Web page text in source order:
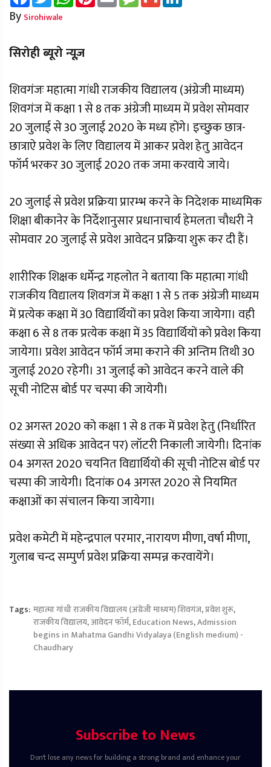
By Sirohiwale
सिरोही ब्यूरो न्यूज़
शिवगंजः महात्मा गांधी राजकीय विद्यालय (अंग्रेजी माध्यम)
शिवगंज में कक्षा 1 से 8 तक अंग्रेजी माध्यम में प्रवेश सोमवार
20 जुलाई से 30 जुलाई 2020 के मध्य होंगे। इच्छुक छात्र-
छात्राऐ प्रवेश के लिए विद्यालय में आकर प्रवेश हेतु आवेदन
फॉर्म भरकर 30 जुलाई 2020 तक जमा करवाये जाये।
20 जुलाई से प्रवेश प्रक्रिया प्रारम्भ करने के निदेशक माध्यमिक
शिक्षा बीकानेर के निर्देशानुसार प्रधानाचार्य हेमलता चौधरी ने
सोमवार 20 जुलाई से प्रवेश आवेदन प्रक्रिया शुरू कर दी हैं।
शारीरिक शिक्षक धर्मेन्द्र गहलोत ने बताया कि महात्मा गांधी
राजकीय विद्यालय शिवगंज में कक्षा 1 से 5 तक अंग्रेजी माध्यम
में प्रत्येक कक्षा में 30 विद्यार्थियों का प्रवेश किया जायेगा। वही
कक्षा 6 से 8 तक प्रत्येक कक्षा में 35 विद्यार्थियों को प्रवेश किया
जायेगा। प्रवेश आवेदन फॉर्म जमा कराने की अन्तिम तिथी 30
जुलाई 2020 रहेगी। 31 जुलाई को आवेदन करने वाले की
सूची नोटिस बोर्ड पर चस्पा की जायेगी।
02 अगस्त 2020 को कक्षा 1 से 8 तक में प्रवेश हेतु (निर्धारित
संख्या से अधिक आवेदन पर) लॉटरी निकाली जायेगी। दिनांक
04 अगस्त 2020 चयनित विद्यार्थियों की सूची नोटिस बोर्ड पर
चस्पा की जायेगी। दिनांक 04 अगस्त 2020 से नियमित
कक्षाओं का संचालन किया जायेगा।
प्रवेश कमेटी में महेन्द्रपाल परमार, नारायण मीणा, वर्षा मीणा,
गुलाब चन्द सम्पुर्ण प्रवेश प्रक्रिया सम्पन्न करवायेंगे।
Tags: महात्मा गांधी राजकीय विद्यालय (अंग्रेजी माध्यम) शिवगंज,प्रवेश शुरू,
राजकीय विद्यालय,आवेदन फॉर्म,Education News,Admission
begins in Mahatma Gandhi Vidyalaya (English medium) -
Chaudhary
Subscribe to News
Don't lose any news for building a strong brand and enhance your